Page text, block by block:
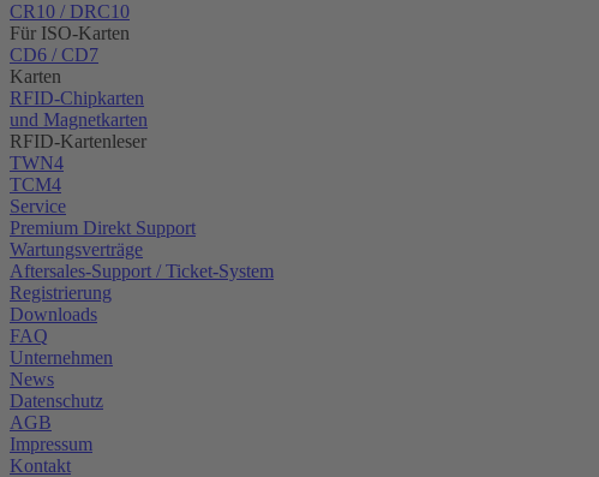
CR10 / DRC10
Für ISO-Karten
CD6 / CD7
Karten
RFID-Chipkarten
und Magnetkarten
RFID-Kartenleser
TWN4
TCM4
Service
Premium Direkt Support
Wartungsverträge
Aftersales-Support / Ticket-System
Registrierung
Downloads
FAQ
Unternehmen
News
Datenschutz
AGB
Impressum
Kontakt